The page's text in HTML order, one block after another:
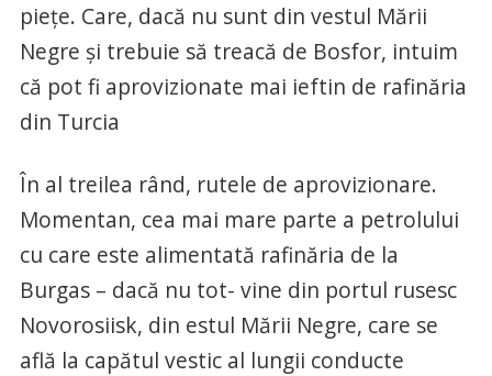
piețe. Care, dacă nu sunt din vestul Mării
Negre și trebuie să treacă de Bosfor, intuim
că pot fi aprovizionate mai ieftin de rafinăria
din Turcia
În al treilea rând, rutele de aprovizionare.
Momentan, cea mai mare parte a petrolului
cu care este alimentată rafinăria de la
Burgas – dacă nu tot- vine din portul rusesc
Novorosiisk, din estul Mării Negre, care se
află la capătul vestic al lungii conducte